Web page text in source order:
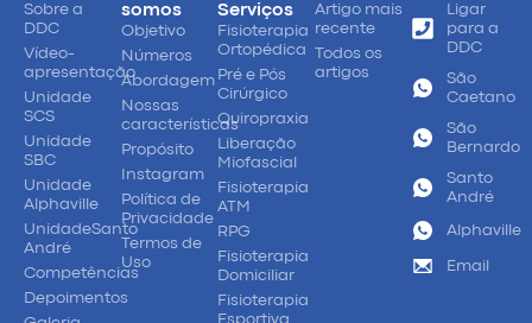
Sobre a
DDC
Vídeo-
apresentação
Unidade
SCS
Unidade
SBC
Unidade
Alphaville
UnidadeSanto
André
Competências
Depoimentos
somos
Objetivo
Números
Abordagem
Nossas
características
Propósito
Instagram
Política de
Privacidade
Termos de
Uso
Serviços
Fisioterapia
Ortopédica
Pré e Pós
Cirúrgico
Quiropraxia
Liberação
Miofascial
Fisioterapia
ATM
RPG
Fisioterapia
Domiciliar
Fisioterapia
Esportiva
Artigo mais
recente
Todos os
artigos
Ligar
para a
DDC
São
Caetano
São
Bernardo
Santo
André
Alphaville
Email